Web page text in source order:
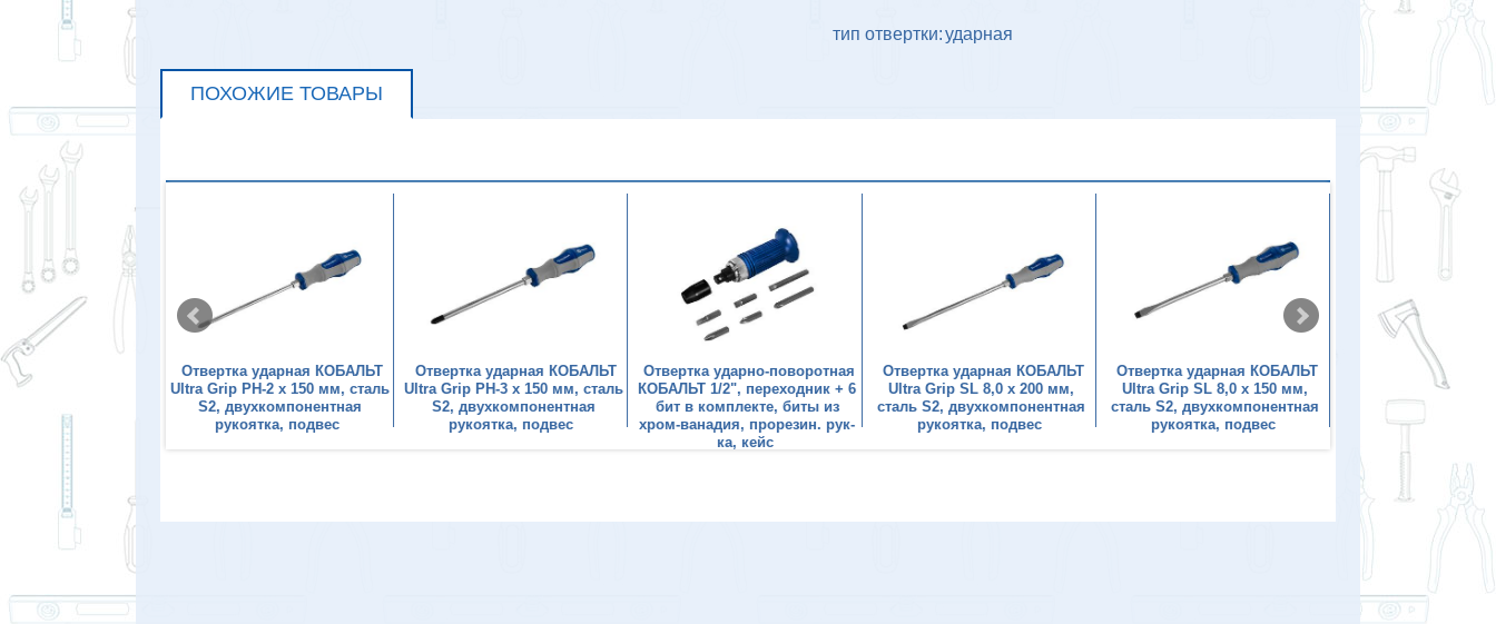
тип отвертки:ударная
ПОХОЖИЕ ТОВАРЫ
ударная КОБАЛЬТ
2 x 100 мм, сталь
подвес
Отвертка ударная КОБАЛЬТ
Ultra Grip PH-2 x 150 мм, сталь
S2, двухкомпонентная
рукоятка, подвес
Отвертка ударная КОБАЛЬТ
Ultra Grip PH-3 x 150 мм, сталь
S2, двухкомпонентная
рукоятка, подвес
Отвертка ударно-поворотная
КОБАЛЬТ 1/2", переходник + 6
бит в комплекте, биты из
хром-ванадия, прорезин. рук-
ка, кейс
Отвертка ударная КОБАЛЬТ
Ultra Grip SL 8,0 x 200 мм,
сталь S2, двухкомпонентная
рукоятка, подвес
Отвертка ударная КОБАЛЬТ
Ultra Grip SL 8,0 x 150 мм,
сталь S2, двухкомпонентная
рукоятка, подвес
Набор отверток
ударных Ultra Grip,
РН2, РН3, SL 5.5,
сталь S2,